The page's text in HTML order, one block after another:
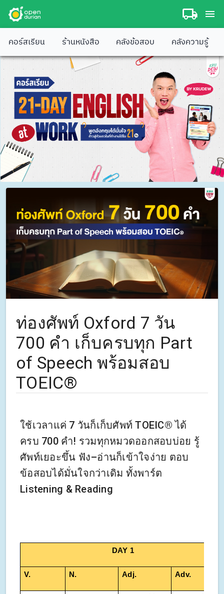
คอร์สเรียน ร้านหนังสือ คลังข้อสอบ คลังความรู้
ท่องศัพท์ Oxford 7 วัน
700 คำ เก็บครบทุก Part
of Speech พร้อมสอบ
TOEIC®
ใช้เวลาแค่ 7 วันก็เก็บศัพท์ TOEIC® ได้
ครบ 700 คำ! รวมทุกหมวดออกสอบบ่อย รู้
ศัพท์เยอะขึ้น ฟัง–อ่านก็เข้าใจง่าย ตอบ
ข้อสอบได้มั่นใจกว่าเดิม ทั้งพาร์ต
Listening & Reading
DAY 1
V. N. Adj. Adv.